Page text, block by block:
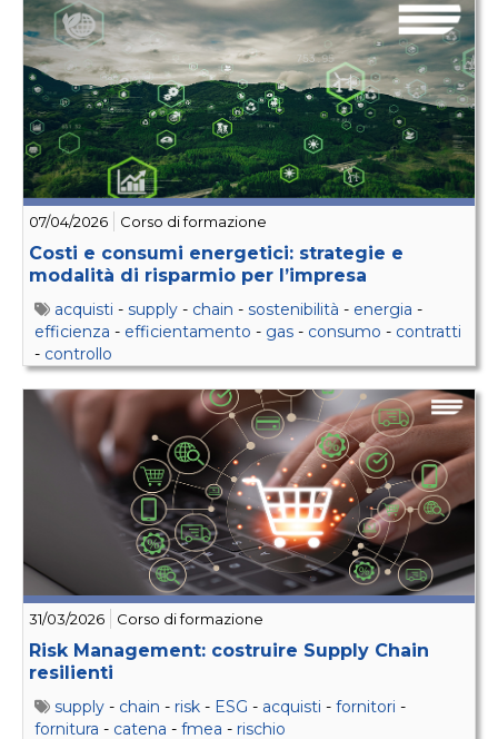
07/04/2026 Corso di formazione
Costi e consumi energetici: strategie e
modalità di risparmio per l’impresa
acquisti - supply - chain - sostenibilità - energia -
efficienza - efficientamento - gas - consumo - contratti
- controllo
31/03/2026 Corso di formazione
Risk Management: costruire Supply Chain
resilienti
supply - chain - risk - ESG - acquisti - fornitori -
fornitura - catena - fmea - rischio